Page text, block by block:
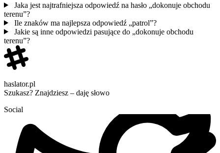
Jaka jest najtrafniejsza odpowiedź na hasło „dokonuje obchodu
terenu”?
Ile znaków ma najlepsza odpowiedź „patrol”?
Jakie są inne odpowiedzi pasujące do „dokonuje obchodu
terenu”?
haslator.pl
Szukasz? Znajdziesz – daję słowo
Social